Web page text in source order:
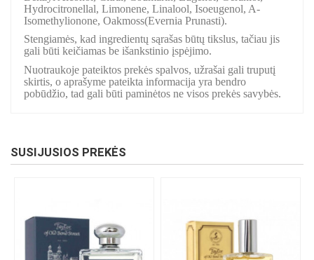
Hydrocitronellal, Limonene, Linalool, Isoeugenol, A-
Isomethylionone, Oakmoss(Evernia Prunasti).
Stengiamės, kad ingredientų sąrašas būtų tikslus, tačiau jis
gali būti keičiamas be išankstinio įspėjimo.
Nuotraukoje pateiktos prekės spalvos, užrašai gali truputį
skirtis, o aprašyme pateikta informacija yra bendro
pobūdžio, tad gali būti paminėtos ne visos prekės savybės.
SUSIJUSIOS PREKĖS